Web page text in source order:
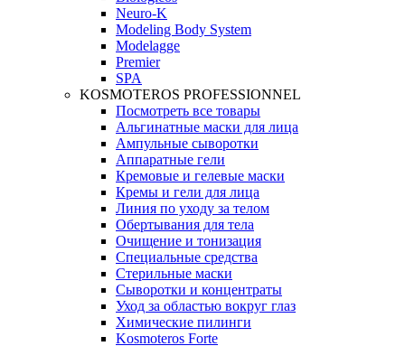
Neuro‑K
Modeling Body System
Modelagge
Premier
SPA
KOSMOTEROS PROFESSIONNEL
Посмотреть все товары
Альгинатные маски для лица
Ампульные сыворотки
Аппаратные гели
Кремовые и гелевые маски
Кремы и гели для лица
Линия по уходу за телом
Обертывания для тела
Очищение и тонизация
Специальные средства
Стерильные маски
Сыворотки и концентраты
Уход за областью вокруг глаз
Химические пилинги
Kosmoteros Forte